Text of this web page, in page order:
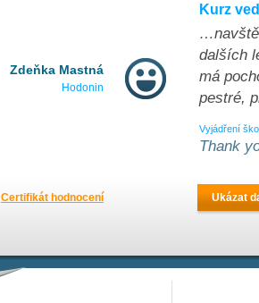
Zdeňka Mastná
Hodonin
Kurz
dalších
má
pestré,
Vyjádření
Thank
Certifikát hodnocení Ukázat